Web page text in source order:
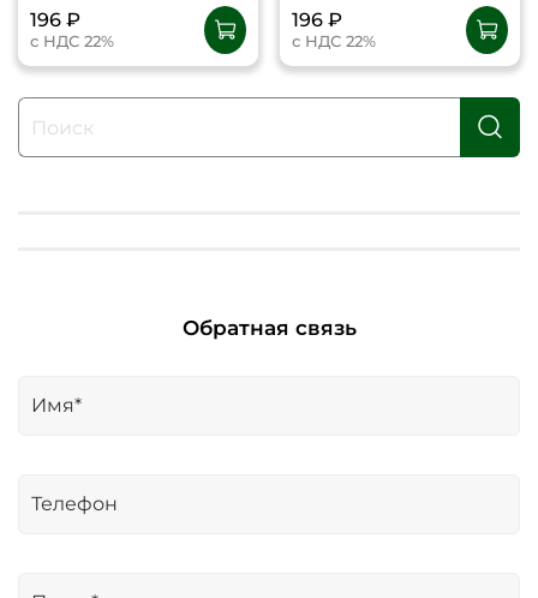
196 ₽
с НДС 22%
196 ₽
с НДС 22%
Обратная связь